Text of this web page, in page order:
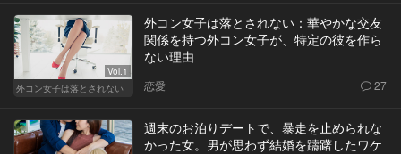
Vol.1
外コン女子は落とされない
外コン女子は落とされない：華やかな交友
関係を持つ外コン女子が、特定の彼を作ら
ない理由
恋愛 27
週末のお泊りデートで、暴走を止められな
かった女。男が思わず結婚を躊躇したワケ